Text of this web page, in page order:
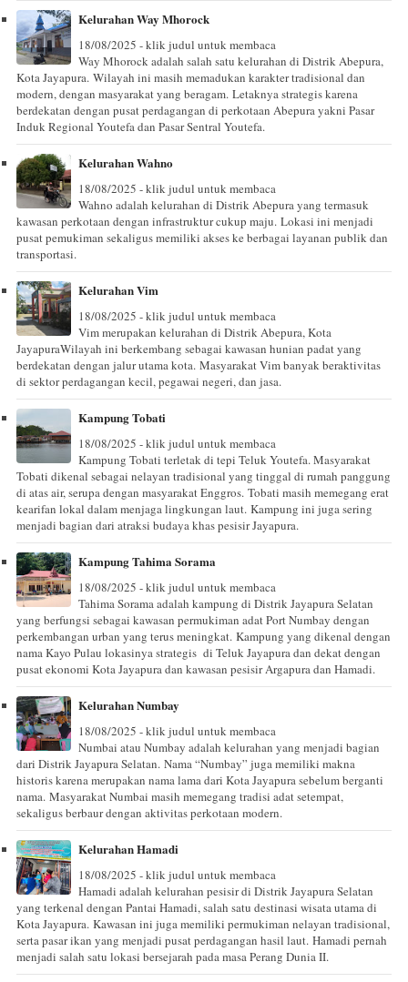
Kelurahan Way Mhorock
18/08/2025 - klik judul untuk membaca
Way Mhorock adalah salah satu kelurahan di Distrik Abepura,
Kota Jayapura. Wilayah ini masih memadukan karakter tradisional dan
modern, dengan masyarakat yang beragam. Letaknya strategis karena
berdekatan dengan pusat perdagangan di perkotaan Abepura yakni Pasar
Induk Regional Youtefa dan Pasar Sentral Youtefa.
Kelurahan Wahno
18/08/2025 - klik judul untuk membaca
Wahno adalah kelurahan di Distrik Abepura yang termasuk
kawasan perkotaan dengan infrastruktur cukup maju. Lokasi ini menjadi
pusat pemukiman sekaligus memiliki akses ke berbagai layanan publik dan
transportasi.
Kelurahan Vim
18/08/2025 - klik judul untuk membaca
Vim merupakan kelurahan di Distrik Abepura, Kota
JayapuraWilayah ini berkembang sebagai kawasan hunian padat yang
berdekatan dengan jalur utama kota. Masyarakat Vim banyak beraktivitas
di sektor perdagangan kecil, pegawai negeri, dan jasa.
Kampung Tobati
18/08/2025 - klik judul untuk membaca
Kampung Tobati terletak di tepi Teluk Youtefa. Masyarakat
Tobati dikenal sebagai nelayan tradisional yang tinggal di rumah panggung
di atas air, serupa dengan masyarakat Enggros. Tobati masih memegang erat
kearifan lokal dalam menjaga lingkungan laut. Kampung ini juga sering
menjadi bagian dari atraksi budaya khas pesisir Jayapura.
Kampung Tahima Sorama
18/08/2025 - klik judul untuk membaca
Tahima Sorama adalah kampung di Distrik Jayapura Selatan
yang berfungsi sebagai kawasan permukiman adat Port Numbay dengan
perkembangan urban yang terus meningkat. Kampung yang dikenal dengan
nama Kayo Pulau lokasinya strategis di Teluk Jayapura dan dekat dengan
pusat ekonomi Kota Jayapura dan kawasan pesisir Argapura dan Hamadi.
Kelurahan Numbay
18/08/2025 - klik judul untuk membaca
Numbai atau Numbay adalah kelurahan yang menjadi bagian
dari Distrik Jayapura Selatan. Nama “Numbay” juga memiliki makna
historis karena merupakan nama lama dari Kota Jayapura sebelum berganti
nama. Masyarakat Numbai masih memegang tradisi adat setempat,
sekaligus berbaur dengan aktivitas perkotaan modern.
Kelurahan Hamadi
18/08/2025 - klik judul untuk membaca
Hamadi adalah kelurahan pesisir di Distrik Jayapura Selatan
yang terkenal dengan Pantai Hamadi, salah satu destinasi wisata utama di
Kota Jayapura. Kawasan ini juga memiliki permukiman nelayan tradisional,
serta pasar ikan yang menjadi pusat perdagangan hasil laut. Hamadi pernah
menjadi salah satu lokasi bersejarah pada masa Perang Dunia II.